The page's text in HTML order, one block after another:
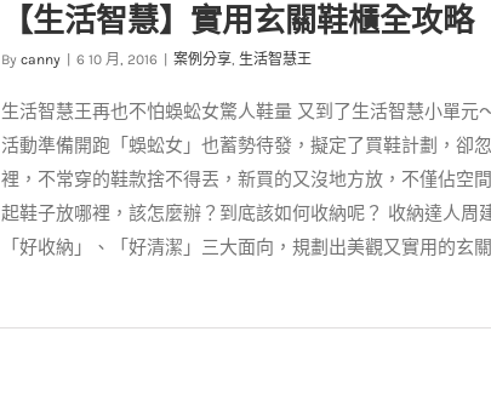
【生活智慧】實用玄關鞋櫃全攻略
By canny 6 10 月, 2016 案例分享, 生活智慧王
生活智慧王再也不怕蜈蚣女驚人鞋量 又到了生活智慧小單元
活動準備開跑「蜈蚣女」也蓄勢待發，擬定了買鞋計劃，卻
裡，不常穿的鞋款捨不得丟，新買的又沒地方放，不僅佔空
起鞋子放哪裡，該怎麼辦？到底該如何收納呢？ 收納達人周
「好收納」、「好清潔」三大面向，規劃出美觀又實用的